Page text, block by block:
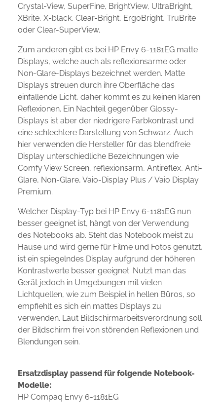
Crystal-View, SuperFine, BrightView, UltraBright,
XBrite, X-black, Clear-Bright, ErgoBright, TruBrite
oder Clear-SuperView.
Zum anderen gibt es bei HP Envy 6-1181EG matte
Displays, welche auch als reflexionsarme oder
Non-Glare-Displays bezeichnet werden. Matte
Displays streuen durch ihre Oberfläche das
einfallende Licht, daher kommt es zu keinen klaren
Reflexionen. Ein Nachteil gegenüber Glossy-
Displays ist aber der niedrigere Farbkontrast und
eine schlechtere Darstellung von Schwarz. Auch
hier verwenden die Hersteller für das blendfreie
Display unterschiedliche Bezeichnungen wie
Comfy View Screen, reflexionsarm, Antireflex, Anti-
Glare, Non-Glare, Vaio-Display Plus / Vaio Display
Premium.
Welcher Display-Typ bei HP Envy 6-1181EG nun
besser geeignet ist, hängt von der Verwendung
des Notebooks ab. Steht das Notebook meist zu
Hause und wird gerne für Filme und Fotos genutzt,
ist ein spiegelndes Display aufgrund der höheren
Kontrastwerte besser geeignet. Nutzt man das
Gerät jedoch in Umgebungen mit vielen
Lichtquellen, wie zum Beispiel in hellen Büros, so
empfiehlt es sich ein mattes Displays zu
verwenden. Laut Bildschirmarbeitsverordnung soll
der Bildschirm frei von störenden Reflexionen und
Blendungen sein.
Ersatzdisplay passend für folgende Notebook-
Modelle:
HP Compaq Envy 6-1181EG